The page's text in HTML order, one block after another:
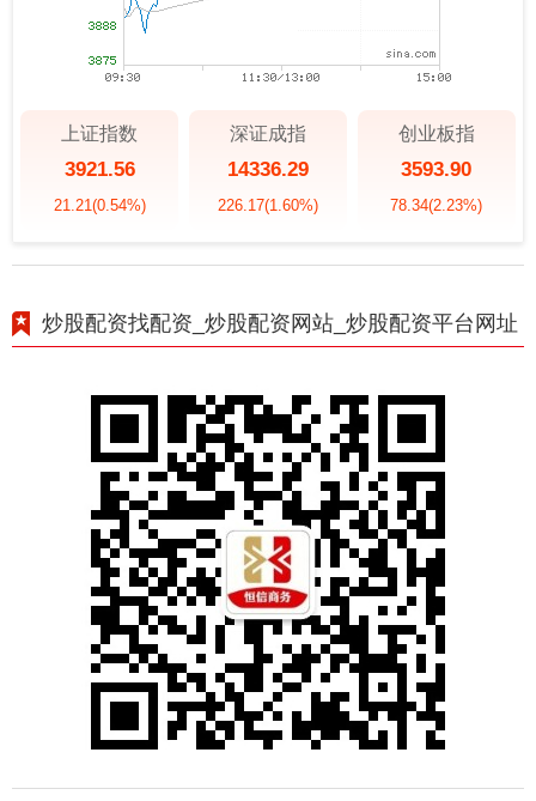
上证指数
3921.56
21.21(0.54%)
深证成指
14336.29
226.17(1.60%)
创业板指
3593.90
78.34(2.23%)
炒股配资找配资_炒股配资网站_炒股配资平台网址